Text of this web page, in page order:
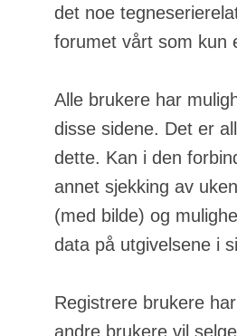
det noe
forumet vårt som kun
Alle brukere har
disse sidene. Det er
dette. Kan i den
annet sjekking av
(med bilde) og
data på utgivelsene i
Registrere brukere
andre brukere vil